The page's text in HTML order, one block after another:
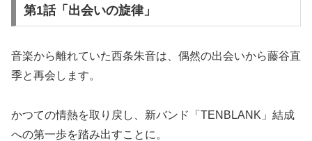
第1話「出会いの旋律」
音楽から離れていた西条朱音は、偶然の出会いから藤谷直
季と再会します。
かつての情熱を取り戻し、新バンド「TENBLANK」結成
への第一歩を踏み出すことに。